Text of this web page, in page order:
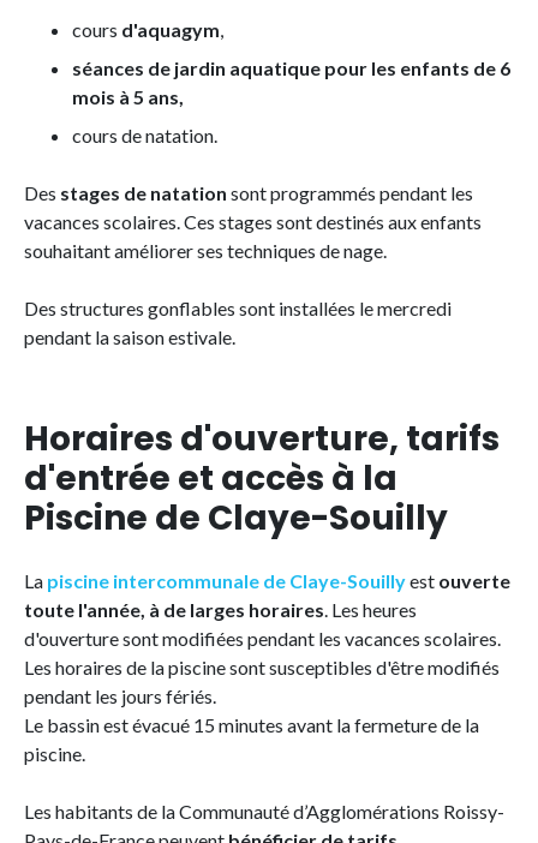
cours d'aquagym,
séances de jardin aquatique pour les enfants de 6
mois à 5 ans,
cours de natation.
Des stages de natation sont programmés pendant les
vacances scolaires. Ces stages sont destinés aux enfants
souhaitant améliorer ses techniques de nage.
Des structures gonflables sont installées le mercredi
pendant la saison estivale.
Horaires d'ouverture, tarifs
d'entrée et accès à la
Piscine de Claye-Souilly
La piscine intercommunale de Claye-Souillyest ouverte
toute l'année, à de larges horaires. Les heures
d'ouverture sont modifiées pendant les vacances scolaires.
Les horaires de la piscine sont susceptibles d'être modifiés
pendant les jours fériés.
Le bassin est évacué 15 minutes avant la fermeture de la
piscine.
Les habitants de la Communauté d’Agglomérations Roissy-